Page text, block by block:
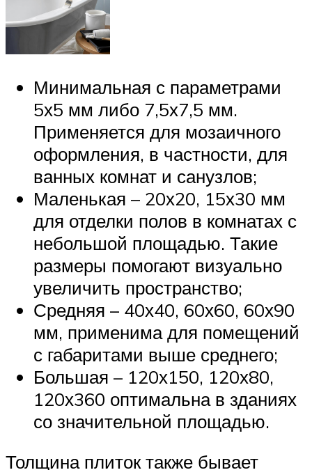
Минимальная с параметрами
5х5 мм либо 7,5х7,5 мм.
Применяется для мозаичного
оформления, в частности, для
ванных комнат и санузлов;
Маленькая – 20х20, 15х30 мм
для отделки полов в комнатах с
небольшой площадью. Такие
размеры помогают визуально
увеличить пространство;
Средняя – 40х40, 60х60, 60х90
мм, применима для помещений
с габаритами выше среднего;
Большая – 120х150, 120х80,
120х360 оптимальна в зданиях
со значительной площадью.
Толщина плиток также бывает